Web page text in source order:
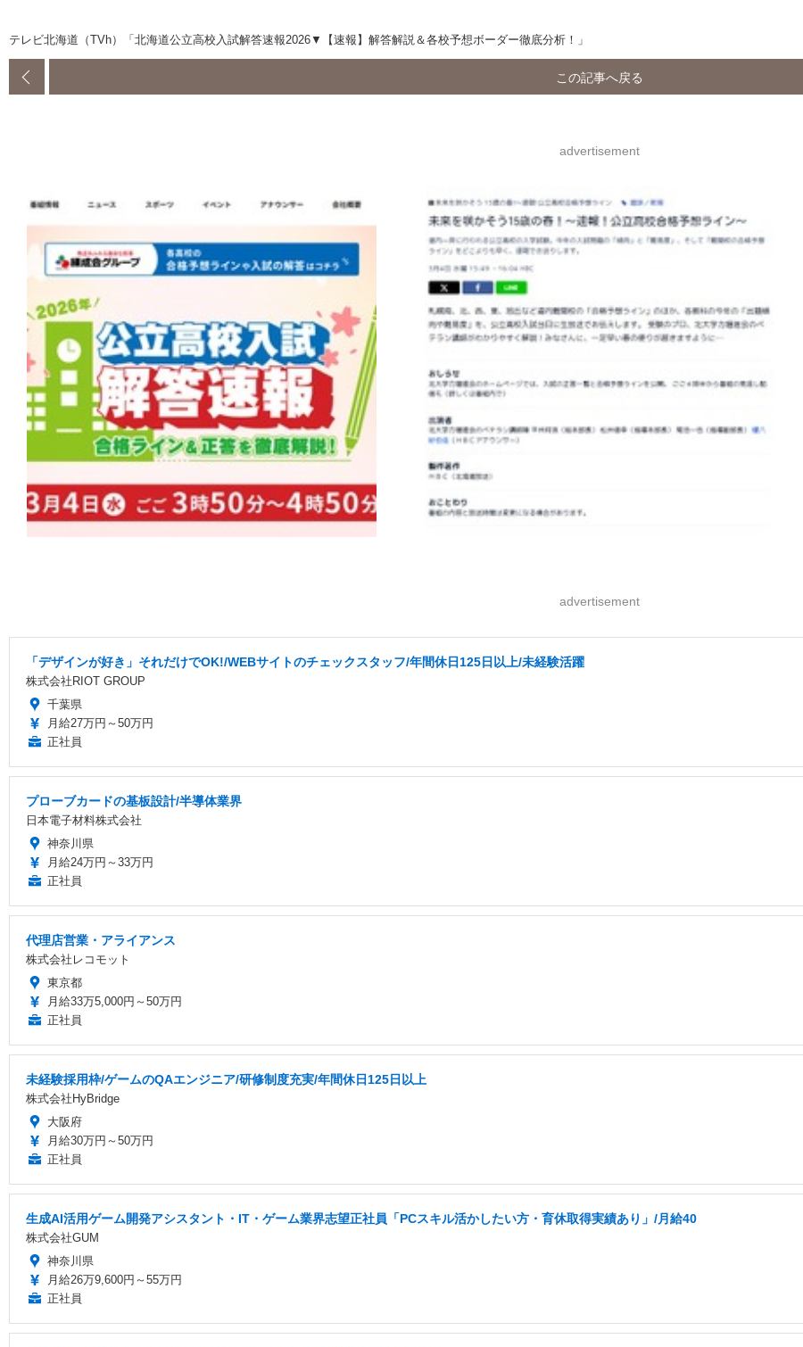
テレビ北海道（TVh）「北海道公立高校入試解答速報2026▼【速報】解答解説＆各校予想ボーダー徹底分析！」
この記事へ戻る
advertisement
advertisement
「デザインが好き」それだけでOK!/WEBサイトのチェックスタッフ/年間休日125日以上/未経験活躍
株式会社RIOT GROUP
千葉県
月給27万円～50万円
正社員
プローブカードの基板設計/半導体業界
日本電子材料株式会社
神奈川県
月給24万円～33万円
正社員
代理店営業・アライアンス
株式会社レコモット
東京都
月給33万5,000円～50万円
正社員
未経験採用枠/ゲームのQAエンジニア/研修制度充実/年間休日125日以上
株式会社HyBridge
大阪府
月給30万円～50万円
正社員
生成AI活用ゲーム開発アシスタント・IT・ゲーム業界志望正社員「PCスキル活かしたい方・育休取得実績あり」/月給40
株式会社GUM
神奈川県
月給26万9,600円～55万円
正社員